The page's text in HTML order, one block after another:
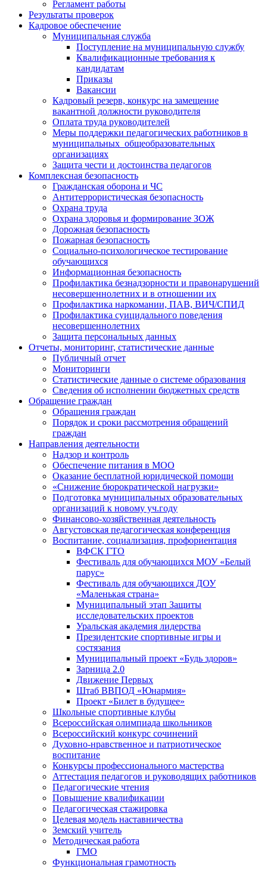
Регламент работы
Результаты проверок
Кадровое обеспечение
Муниципальная служба
Поступление на муниципальную службу
Квалификационные требования к
кандидатам
Приказы
Вакансии
Кадровый резерв, конкурс на замещение
вакантной должности руководителя
Оплата труда руководителей
Меры поддержки педагогических работников в
муниципальных общеобразовательных
организациях
Защита чести и достоинства педагогов
Комплексная безопасность
Гражданская оборона и ЧС
Антитеррористическая безопасность
Охрана труда
Охрана здоровья и формирование ЗОЖ
Дорожная безопасность
Пожарная безопасность
Социально-психологическое тестирование
обучающихся
Информационная безопасность
Профилактика безнадзорности и правонарушений
несовершеннолетних и в отношении их
Профилактика наркомании, ПАВ, ВИЧ/СПИД
Профилактика суицидального поведения
несовершеннолетних
Защита персональных данных
Отчеты, мониторинг, статистические данные
Публичный отчет
Мониторинги
Статистические данные о системе образования
Сведения об исполнении бюджетных средств
Обращение граждан
Обращения граждан
Порядок и сроки рассмотрения обращений
граждан
Направления деятельности
Надзор и контроль
Обеспечение питания в МОО
Оказание бесплатной юридической помощи
«Снижение бюрократической нагрузки»
Подготовка муниципальных образовательных
организаций к новому уч.году
Финансово-хозяйственная деятельность
Августовская педагогическая конференция
Воспитание, социализация, профориентация
ВФСК ГТО
Фестиваль для обучающихся МОУ «Белый
парус»
Фестиваль для обучающихся ДОУ
«Маленькая страна»
Муниципальный этап Защиты
исследовательских проектов
Уральская академия лидерства
Президентские спортивные игры и
состязания
Муниципальный проект «Будь здоров»
Зарница 2.0
Движение Первых
Штаб ВВПОД «Юнармия»
Проект «Билет в будущее»
Школьные спортивные клубы
Всероссийская олимпиада школьников
Всероссийский конкурс сочинений
Духовно-нравственное и патриотическое
воспитание
Конкурсы профессионального мастерства
Аттестация педагогов и руководящих работников
Педагогические чтения
Повышение квалификации
Педагогическая стажировка
Целевая модель наставничества
Земский учитель
Методическая работа
ГМО
Функциональная грамотность